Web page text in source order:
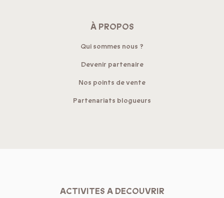
À PROPOS
Qui sommes nous ?
Devenir partenaire
Nos points de vente
Partenariats blogueurs
ACTIVITES A DECOUVRIR